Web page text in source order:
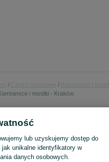
i mostki - Kraków
lub uzyskujemy dostęp do
unikalne identyfikatory w
danych osobowych.